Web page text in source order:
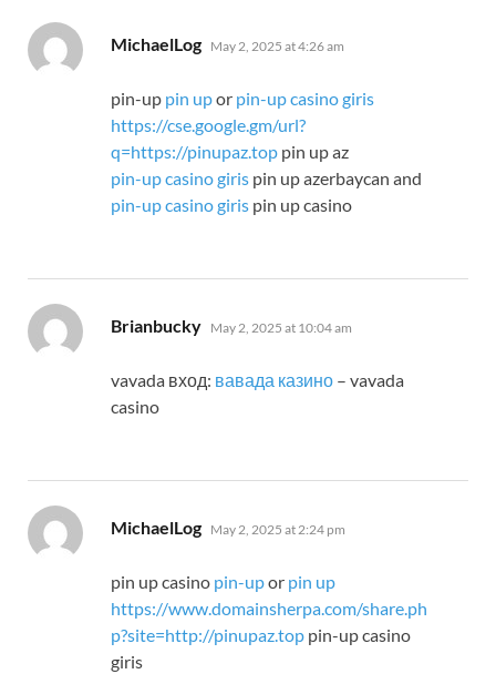
MichaelLog says:
May 2, 2025 at 4:26 am
pin-up pin upor pin-up casino giris
https://cse.google.gm/url?
q=https://pinupaz.top pin up az
pin-up casino giris pin up azerbaycan and
pin-up casino giris pin up casino
Brianbucky says:
May 2, 2025 at 10:04 am
vavada вход: вавада казино – vavada
casino
MichaelLog says:
May 2, 2025 at 2:24 pm
pin up casino pin-upor pin up
https://www.domainsherpa.com/share.ph
p?site=http://pinupaz.top pin-up casino
giris